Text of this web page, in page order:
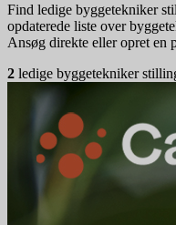
Find ledige byggetekniker
opdaterede liste over
Ansøg direkte eller opret en
2 ledige byggetekniker